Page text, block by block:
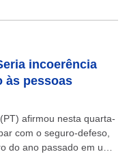
incoerência
às pessoas
afirmou nesta quarta-
com o seguro-defeso,
do ano passado em uma